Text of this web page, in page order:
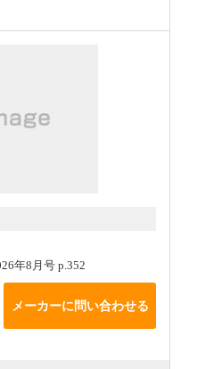
年8月号 p.352
メーカーに問い合わせる